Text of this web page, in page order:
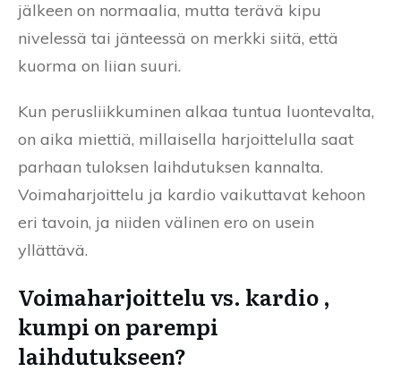
jälkeen on normaalia, mutta terävä kipu
nivelessä tai jänteessä on merkki siitä, että
kuorma on liian suuri.
Kun perusliikkuminen alkaa tuntua luontevalta,
on aika miettiä, millaisella harjoittelulla saat
parhaan tuloksen laihdutuksen kannalta.
Voimaharjoittelu ja kardio vaikuttavat kehoon
eri tavoin, ja niiden välinen ero on usein
yllättävä.
Voimaharjoittelu vs. kardio ,
kumpi on parempi
laihdutukseen?